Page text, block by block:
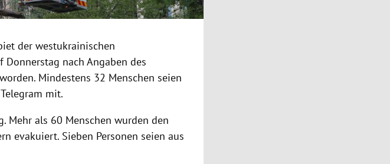
der westukrainischen
nach Angaben des
Mindestens 32 Menschen seien
mit.
Mehr als 60 Menschen wurden den
evakuiert. Sieben Personen seien aus